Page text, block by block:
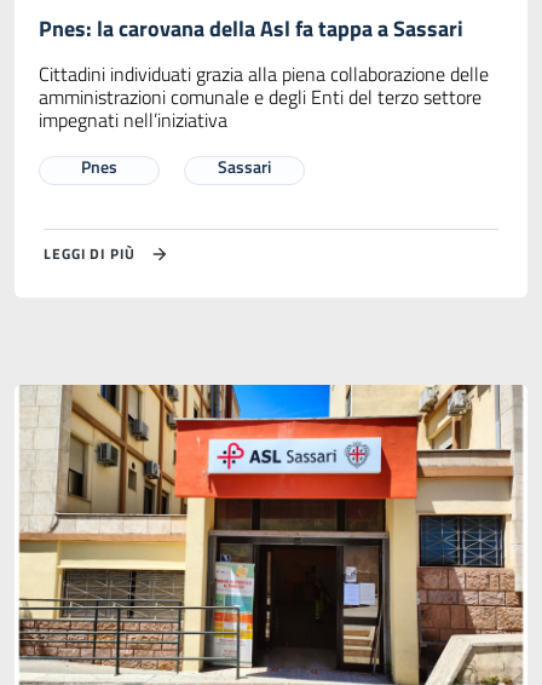
Pnes: la carovana della Asl fa tappa a Sassari
Cittadini individuati grazia alla piena collaborazione delle
amministrazioni comunale e degli Enti del terzo settore
impegnati nell’iniziativa
Pnes Sassari
LEGGI DI PIÙ